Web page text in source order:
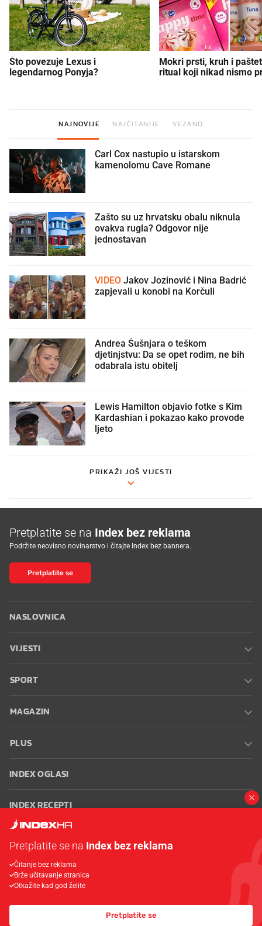
Što povezuje Lexus i
legendarnog Ponyja?
Mokri prsti, kruh i
ritual koji nikad nismo
NAJNOVIJE NAJČITANIJE VEZANO
Carl Cox nastupio u istarskom
kamenolomu Cave Romane
Zašto su uz hrvatsku obalu niknula
ovakva rugla? Odgovor nije
jednostavan
VIDEO
zapjevali u konobi na Korčuli
Andrea Šušnjara o teškom
djetinjstvu: Da se opet rodim, ne bih
odabrala istu obitelj
Lewis Hamilton objavio fotke s Kim
Kardashian i pokazao kako provode
ljeto
PRIKAŽI JOŠ VIJESTI
Pretplatite se na Index bez reklama
Podržite neovisno novinarstvo i čitajte Index bez bannera.
Pretplatite se
NASLOVNICA
VIJESTI
SPORT
MAGAZIN
PLUS
INDEX OGLASI
INDEX RECEPTI
Oglašavanje Zaposli se na Indexu
korištenja
Postavke kolačića
Pretplatite se na Index bez reklama
Čitanje bez reklama
Brže učitavanje stranica
Otkažite kad god želite
Pretplatite se